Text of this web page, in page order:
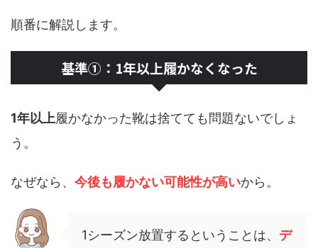
順番に解説します。
基準①：1年以上履かなくなった
1年以上履かなかった靴は捨てても問題ないでしょ
う。
なぜなら、 今後も履かない可能性が高いから。
1シーズン放置するということは、 デ